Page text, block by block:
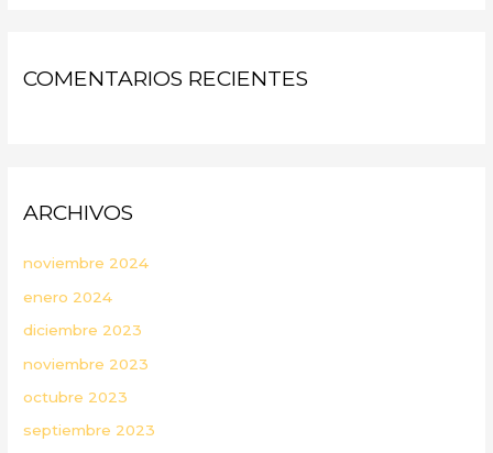
COMENTARIOS RECIENTES
ARCHIVOS
noviembre 2024
enero 2024
diciembre 2023
noviembre 2023
octubre 2023
septiembre 2023